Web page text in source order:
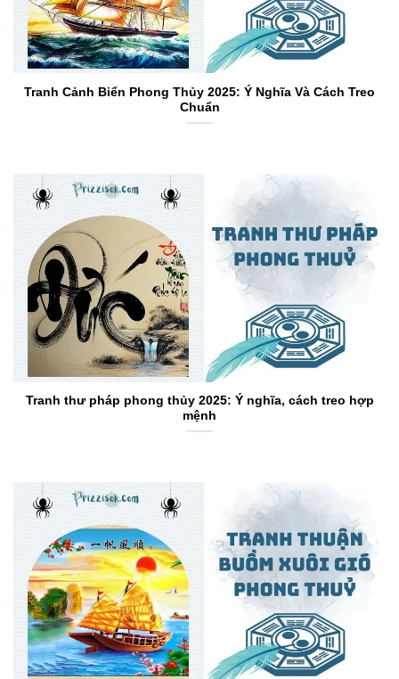
Tranh Cảnh Biển Phong Thủy 2025: Ý Nghĩa Và Cách Treo
Chuẩn
Tranh thư pháp phong thủy 2025: Ý nghĩa, cách treo hợp
mệnh